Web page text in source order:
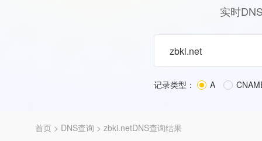
实时
记录类型： A
首页 > DNS查询 > zbki.netDNS查询结果